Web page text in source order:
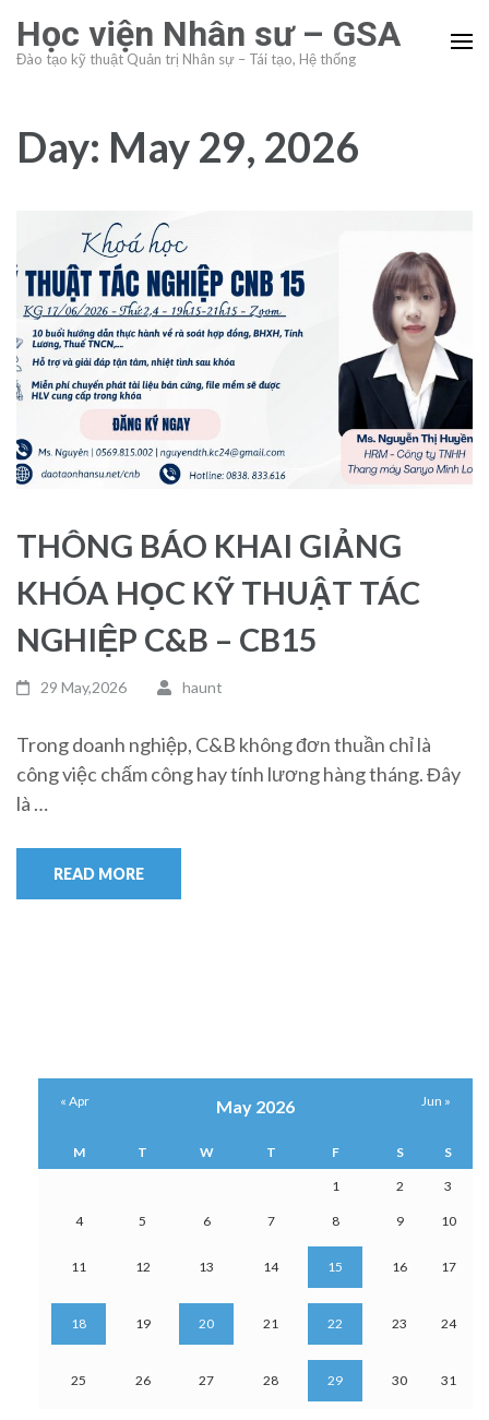
content
Enter)
Học viện Nhân sư – GSA
Đào tạo kỹ thuật Quản trị Nhân sự – Tái tạo, Hệ thống
Day: May 29, 2026
THÔNG BÁO KHAI GIẢNG
KHÓA HỌC KỸ THUẬT TÁC
NGHIỆP C&B – CB15
29 May,2026 haunt
Trong doanh nghiệp, C&B không đơn thuần chỉ là
công việc chấm công hay tính lương hàng tháng. Đây
là …
READ MORE
May 2026
M T W T F S S
1 2 3
4 5 6 7 8 9 10
11 12 13 14 15 16 17
18 19 20 21 22 23 24
25 26 27 28 29 30 31
« Apr Jun »